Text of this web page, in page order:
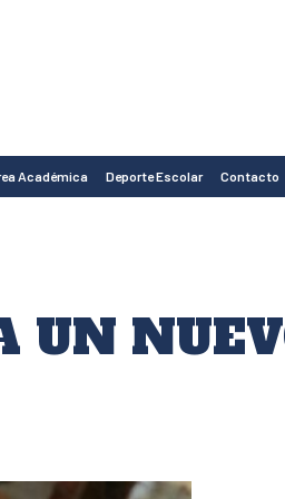
Académica Deporte Escolar Contacto
UN